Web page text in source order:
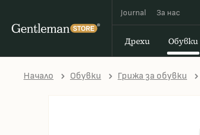
Journal За наc
Дрехи Обувки
Начало Обувки Грижа за обувки